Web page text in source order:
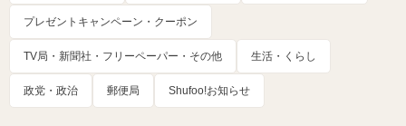
プレゼントキャンペーン・クーポン
TV局・新聞社・フリーペーパー・その他 生活・くらし
政党・政治 郵便局 Shufoo!お知らせ